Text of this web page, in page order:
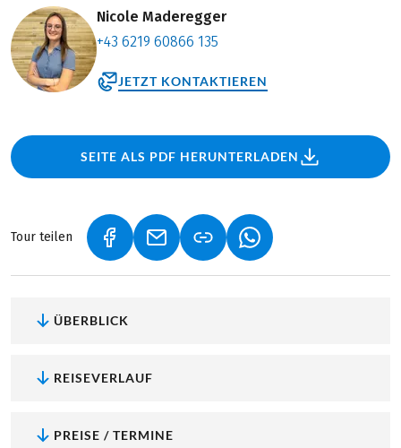
Nicole Maderegger
+43 6219 60866 135
JETZT KONTAKTIEREN
SEITE ALS PDF HERUNTERLADEN
Tour teilen (LINK ÖFFNET IN NEUEM TAB)
(LINK ÖFFNET IN NEUEM TAB)
(LINK ÖFFNET IN
ÜBERBLICK
REISEVERLAUF
PREISE / TERMINE